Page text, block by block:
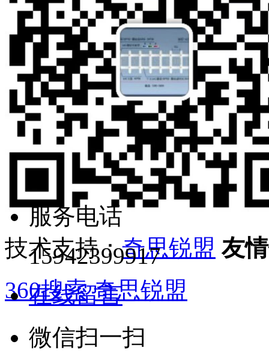
技术支持：奇思锐盟 友
360搜索 奇思锐盟
服务电话
15942399917
在线留言
微信扫一扫